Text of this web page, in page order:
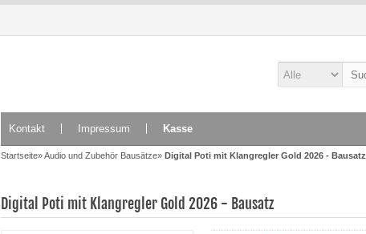
Kontakt Impressum Kasse
Startseite»Audio und Zubehör Bausätze» Digital Poti mit Klangregler Gold 2026 - Bausatz
Digital Poti mit Klangregler Gold 2026 - Bausatz